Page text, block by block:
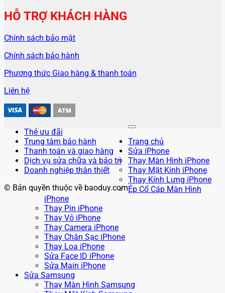
HỖ TRỢ KHÁCH HÀNG
Chính sách bảo mật
Chính sách bảo hành
Phương thức Giao hàng & thanh toán
Liên hệ
Thẻ ưu đãi
Trung tâm bảo hành
Thanh toán và giao hàng
Dịch vụ sửa chữa và bảo trì
Doanh nghiệp thân thiết
© Bản quyền thuộc về baoduy.com
Trang chủ
Sửa iPhone
Thay Màn Hình iPhone
Thay Mặt Kính iPhone
Thay Kính Lưng iPhone
Ép Cổ Cáp Màn Hình
iPhone
Thay Pin iPhone
Thay Vỏ iPhone
Thay Camera iPhone
Thay Chân Sạc iPhone
Thay Loa iPhone
Sửa Face ID iPhone
Sửa Main iPhone
Sửa Samsung
Thay Màn Hình Samsung